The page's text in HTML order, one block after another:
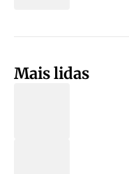
Mais lidas